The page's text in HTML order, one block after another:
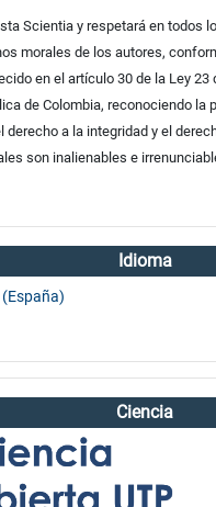
Scientia y respetará en todos
morales de los autores,
en el artículo 30 de la Ley 23
de Colombia, reconociendo la
derecho a la integridad y el
son inalienables e
Idioma
Ciencia